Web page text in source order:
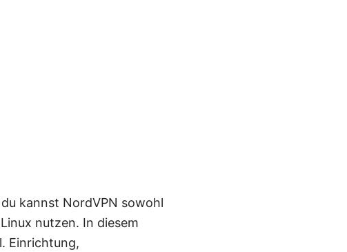
kannst NordVPN sowohl
nutzen. In diesem
Einrichtung,